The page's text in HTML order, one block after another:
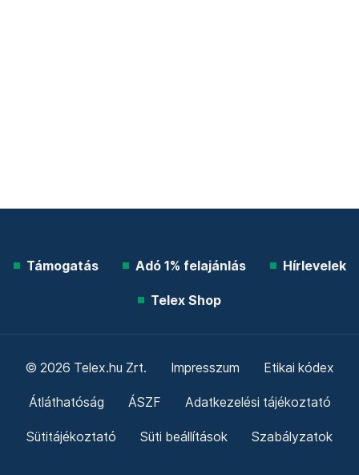
Támogatás Adó 1% felajánlás Hírlevelek
Telex Shop
© 2026 Telex.hu Zrt. Impresszum Etikai kódex
Átláthatóság ÁSZF Adatkezelési tájékoztató
Sütitájékoztató Süti beállítások Szabályzatok